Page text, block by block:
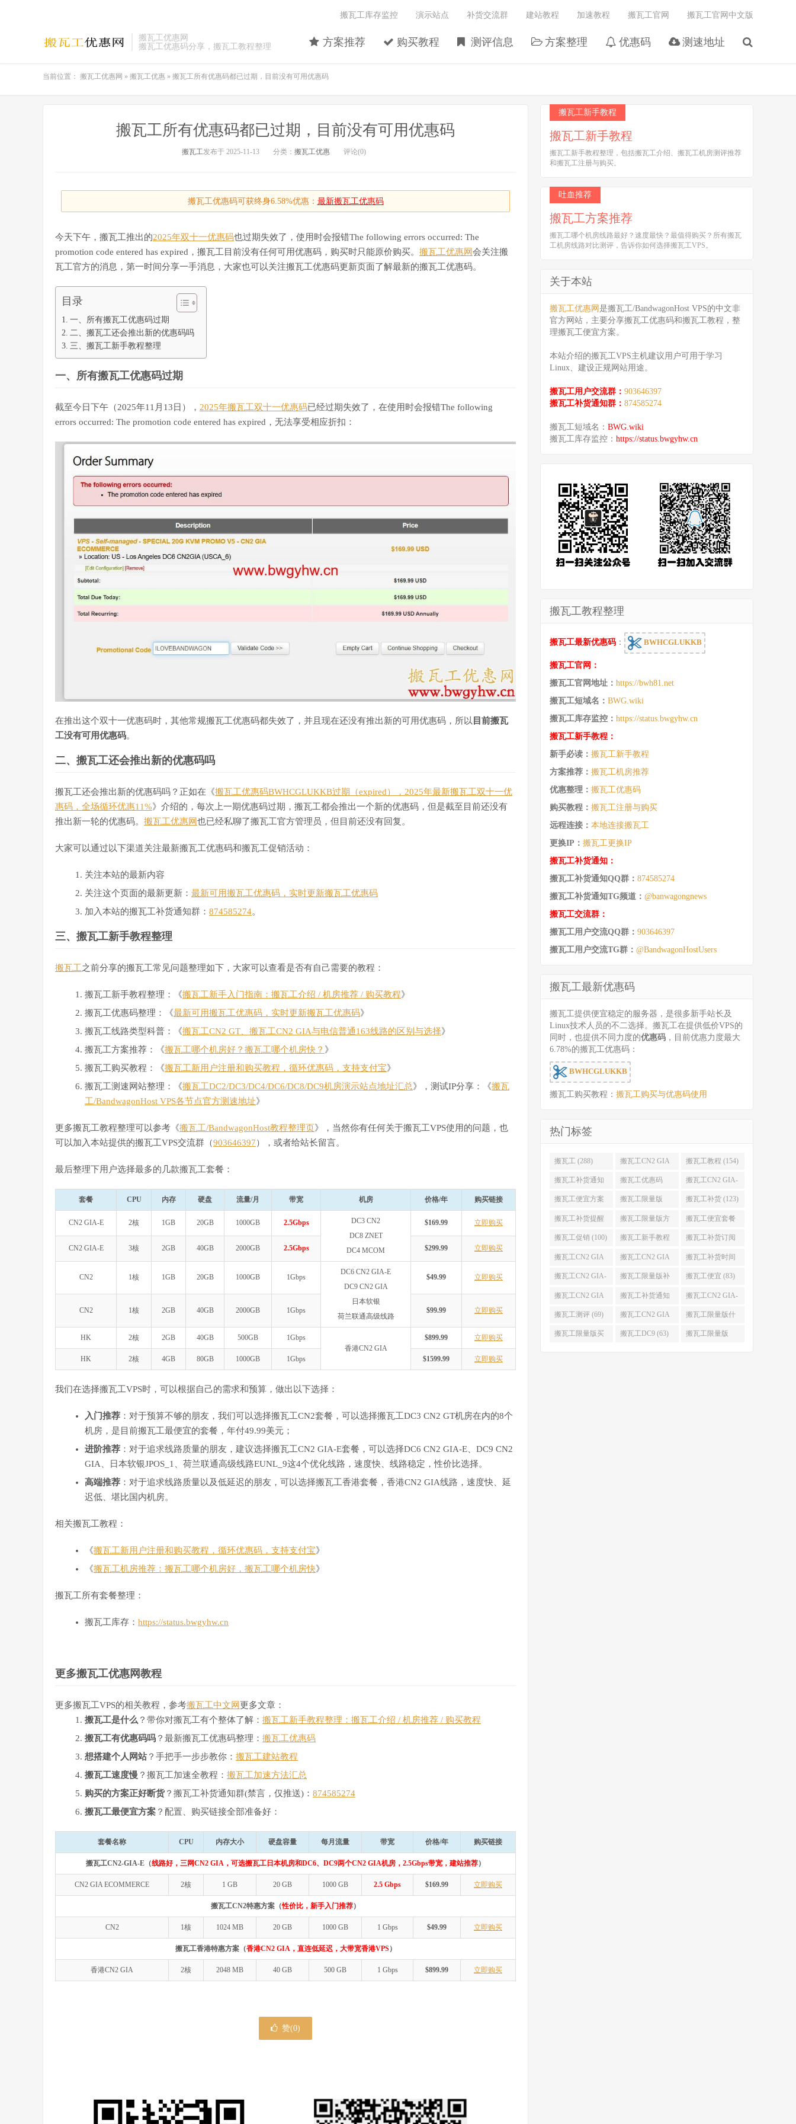
搬瓦工优惠网
搬瓦工优惠码分享，搬瓦工教程整理
方案推荐 购买教程 测评信息 方案整理 优惠码 测速地址
搬瓦工库存监控 演示站点 补货交流群 建站教程 加速教程 搬瓦工官网 搬瓦工官网中文版
当前位置： 搬瓦工优惠网 » 搬瓦工优惠 » 搬瓦工所有优惠码都已过期，目前没有可用优惠码
搬瓦工所有优惠码都已过期，目前没有可用优惠码
搬瓦工发布于 2025-11-13 分类： 搬瓦工优惠 评论(0)
搬瓦工优惠码可获终身6.58%优惠： 最新搬瓦工优惠码
今天下午，搬瓦工推出的2025年双十一优惠码也过期失效了，使用时会报错The following errors occurred: The
promotion code entered has expired，搬瓦工目前没有任何可用优惠码，购买时只能原价购买。 搬瓦工优惠网会关注搬
瓦工官方的消息，第一时间分享一手消息，大家也可以关注搬瓦工优惠码更新页面了解最新的搬瓦工优惠码。
目录
一、所有搬瓦工优惠码过期
二、搬瓦工还会推出新的优惠码吗
三、搬瓦工新手教程整理
一、所有搬瓦工优惠码过期
截至今日下午（2025年11月13日）， 2025年搬瓦工双十一优惠码已经过期失效了，在使用时会报错The following
errors occurred: The promotion code entered has expired，无法享受相应折扣：
在推出这个双十一优惠码时，其他常规搬瓦工优惠码都失效了，并且现在还没有推出新的可用优惠码，所以 目前搬瓦
工没有可用优惠码。
二、搬瓦工还会推出新的优惠码吗
搬瓦工还会推出新的优惠码吗？正如在《搬瓦工优惠码BWHCGLUKKB过期（expired），2025年最新搬瓦工双十一优
惠码，全场循环优惠11%》介绍的，每次上一期优惠码过期，搬瓦工都会推出一个新的优惠码，但是截至目前还没有
推出新一轮的优惠码。 搬瓦工优惠网也已经私聊了搬瓦工官方管理员，但目前还没有回复。
大家可以通过以下渠道关注最新搬瓦工优惠码和搬瓦工促销活动：
关注本站的最新内容
关注这个页面的最新更新： 最新可用搬瓦工优惠码，实时更新搬瓦工优惠码
加入本站的搬瓦工补货通知群： 874585274。
三、搬瓦工新手教程整理
搬瓦工之前分享的搬瓦工常见问题整理如下，大家可以查看是否有自己需要的教程：
搬瓦工新手教程整理：《搬瓦工新手入门指南：搬瓦工介绍 / 机房推荐 / 购买教程》
搬瓦工优惠码整理：《最新可用搬瓦工优惠码，实时更新搬瓦工优惠码》
搬瓦工线路类型科普：《搬瓦工CN2 GT、搬瓦工CN2 GIA与电信普通163线路的区别与选择》
搬瓦工方案推荐：《搬瓦工哪个机房好？搬瓦工哪个机房快？ 》
搬瓦工购买教程：《搬瓦工新用户注册和购买教程，循环优惠码，支持支付宝》
搬瓦工测速网站整理：《搬瓦工DC2/DC3/DC4/DC6/DC8/DC9机房演示站点地址汇总》，测试IP分享：《搬瓦
工/BandwagonHost VPS各节点官方测速地址》
更多搬瓦工教程整理可以参考《搬瓦工/BandwagonHost教程整理页》，当然你有任何关于搬瓦工VPS使用的问题，也
可以加入本站提供的搬瓦工VPS交流群（903646397），或者给站长留言。
最后整理下用户选择最多的几款搬瓦工套餐：
套餐 CPU 内存 硬盘 流量/月 带宽 机房 价格/年 购买链接
CN2 GIA-E 2核 1GB 20GB 1000GB 2.5Gbps
DC3 CN2
DC8 ZNET
DC4 MCOM
$169.99 立即购买
CN2 GIA-E 3核 2GB 40GB 2000GB 2.5Gbps $299.99 立即购买
CN2 1核 1GB 20GB 1000GB 1Gbps
DC6 CN2 GIA-E
DC9 CN2 GIA
日本软银
荷兰联通高级线路
$49.99 立即购买
CN2 1核 2GB 40GB 2000GB 1Gbps $99.99 立即购买
HK 2核 2GB 40GB 500GB
1Gbps
香港CN2 GIA
$899.99 立即购买
HK 2核 4GB 80GB 1000GB 1Gbps $1599.99 立即购买
我们在选择搬瓦工VPS时，可以根据自己的需求和预算，做出以下选择：
入门推荐 ：对于预算不够的朋友，我们可以选择搬瓦工CN2套餐，可以选择搬瓦工DC3 CN2 GT机房在内的8个
机房，是目前搬瓦工最便宜的套餐，年付49.99美元；
进阶推荐 ：对于追求线路质量的朋友，建议选择搬瓦工CN2 GIA-E套餐，可以选择DC6 CN2 GIA-E、DC9 CN2
GIA、日本软银JPOS_1、荷兰联通高级线路EUNL_9这4个优化线路，速度快、线路稳定，性价比选择。
高端推荐 ：对于追求线路质量以及低延迟的朋友，可以选择搬瓦工香港套餐，香港CN2 GIA线路，速度快、延
迟低、堪比国内机房。
相关搬瓦工教程：
《搬瓦工新用户注册和购买教程，循环优惠码，支持支付宝》
《搬瓦工机房推荐：搬瓦工哪个机房好，搬瓦工哪个机房快》
搬瓦工所有套餐整理：
搬瓦工库存： https://status.bwgyhw.cn
更多搬瓦工优惠网教程
更多搬瓦工VPS的相关教程，参考搬瓦工中文网 更多文章：
搬瓦工是什么 ？带你对搬瓦工有个整体了解： 搬瓦工新手教程整理：搬瓦工介绍 / 机房推荐 / 购买教程
搬瓦工有优惠码吗 ？最新搬瓦工优惠码整理： 搬瓦工优惠码
想搭建个人网站？手把手一步步教你： 搬瓦工建站教程
搬瓦工速度慢 ？搬瓦工加速全教程： 搬瓦工加速方法汇总
购买的方案正好断货？搬瓦工补货通知群(禁言，仅推送)： 874585274
搬瓦工最便宜方案 ？配置、购买链接全部准备好：
套餐名称 CPU 内存大小 硬盘容量 每月流量 带宽 价格/年 购买链接
搬瓦工CN2-GIA-E（线路好，三网CN2 GIA，可选搬瓦工日本机房和DC6、DC9两个CN2 GIA机房，2.5Gbps带宽，建站推荐）
CN2 GIA ECOMMERCE 2核 1 GB 20 GB 1000 GB 2.5 Gbps $169.99 立即购买
搬瓦工CN2特惠方案（性价比，新手入门推荐）
CN2 1核 1024 MB 20 GB 1000 GB 1 Gbps $49.99 立即购买
搬瓦工香港特惠方案（香港CN2 GIA，直连低延迟，大带宽香港VPS）
香港CN2 GIA 2核 2048 MB 40 GB 500 GB 1 Gbps $899.99 立即购买
赞(0)
搬瓦工新手教程
搬瓦工新手教程
搬瓦工新手教程整理，包括搬瓦工介绍、搬瓦工机房测评推荐
和搬瓦工注册与购买。
吐血推荐
搬瓦工方案推荐
搬瓦工哪个机房线路最好？速度最快？最值得购买？所有搬瓦
工机房线路对比测评，告诉你如何选择搬瓦工VPS。
关于本站
搬瓦工优惠网 是搬瓦工/BandwagonHost VPS的中文非
官方网站，主要分享搬瓦工优惠码和搬瓦工教程，整
理搬瓦工便宜方案。
本站介绍的搬瓦工VPS主机建议用户可用于学习
Linux、建设正规网站用途。
搬瓦工用户交流群： 903646397
搬瓦工补货通知群： 874585274
搬瓦工短域名： BWG.wiki
搬瓦工库存监控： https://status.bwgyhw.cn
搬瓦工教程整理
搬瓦工最新优惠码 ： BWHCGLUKKB
搬瓦工官网：
搬瓦工官网地址： https://bwh81.net
搬瓦工短域名： BWG.wiki
搬瓦工库存监控： https://status.bwgyhw.cn
搬瓦工新手教程：
新手必读： 搬瓦工新手教程
方案推荐： 搬瓦工机房推荐
优惠整理： 搬瓦工优惠码
购买教程： 搬瓦工注册与购买
远程连接： 本地连接搬瓦工
更换IP： 搬瓦工更换IP
搬瓦工补货通知：
搬瓦工补货通知QQ群： 874585274
搬瓦工补货通知TG频道： @banwagongnews
搬瓦工交流群：
搬瓦工用户交流QQ群： 903646397
搬瓦工用户交流TG群： @BandwagonHostUsers
搬瓦工最新优惠码
搬瓦工提供便宜稳定的服务器，是很多新手站长及
Linux技术人员的不二选择。搬瓦工在提供低价VPS的
同时，也提供不同力度的优惠码 ，目前优惠力度最大
6.78%的搬瓦工优惠码：
BWHCGLUKKB
搬瓦工购买教程： 搬瓦工购买与优惠码使用
热门标签
搬瓦工 (288) 搬瓦工CN2 GIA
(176)
搬瓦工教程 (154)
搬瓦工补货通知
(132)
搬瓦工优惠码
(131)
搬瓦工CN2 GIA-
E (130)
搬瓦工便宜方案
(128)
搬瓦工限量版
(126)
搬瓦工补货 (123)
搬瓦工补货提醒
(106)
搬瓦工限量版方
案 (106)
搬瓦工便宜套餐
(103)
搬瓦工促销 (100) 搬瓦工新手教程
(98)
搬瓦工补货订阅
(98)
搬瓦工CN2 GIA
便宜方案 (92)
搬瓦工CN2 GIA
限量版 (90)
搬瓦工补货时间
(89)
搬瓦工CN2 GIA-
E限量版 (84)
搬瓦工限量版补
货 (84)
搬瓦工便宜 (83)
搬瓦工CN2 GIA
优惠 (82)
搬瓦工补货通知
QQ群 (76)
搬瓦工CN2 GIA-
E便宜套餐 (76)
搬瓦工测评 (69) 搬瓦工CN2 GIA
限量版补货 (67)
搬瓦工限量版什
么时候补货 (67)
搬瓦工限量版买 搬瓦工DC9 (63) 搬瓦工限量版